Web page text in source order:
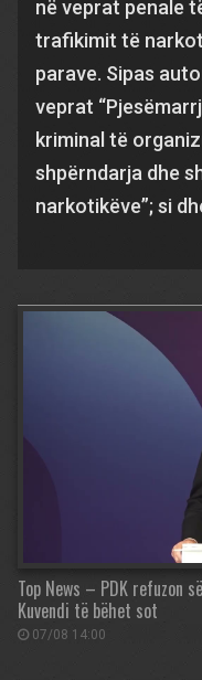
në veprat penale
trafikimit të
parave. Sipas
veprat
kriminal të
shpërndarja dhe
narkotikëve”; si
Top News – PDK refuzon
Kuvendi të bëhet sot
07/08 14:00